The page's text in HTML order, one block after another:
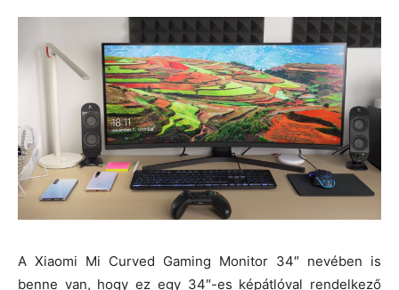
A Xiaomi Mi Curved Gaming Monitor 34″ nevében is
benne van, hogy ez egy 34″-es képátlóval rendelkező